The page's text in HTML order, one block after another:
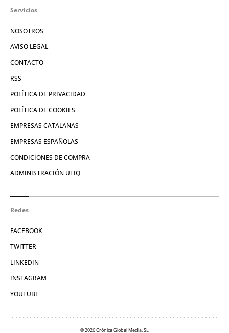
Servicios
NOSOTROS
AVISO LEGAL
CONTACTO
RSS
POLÍTICA DE PRIVACIDAD
POLÍTICA DE COOKIES
EMPRESAS CATALANAS
EMPRESAS ESPAÑOLAS
CONDICIONES DE COMPRA
ADMINISTRACIÓN UTIQ
Redes
FACEBOOK
TWITTER
LINKEDIN
INSTAGRAM
YOUTUBE
© 2026 Crónica Global Media, SL